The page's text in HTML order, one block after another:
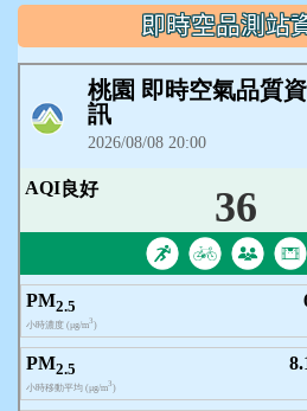
即時空品測站